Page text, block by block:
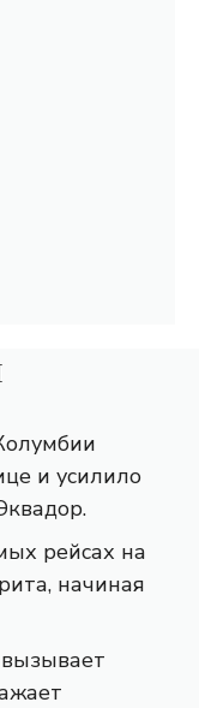
и усилило
рейсах на
начиная